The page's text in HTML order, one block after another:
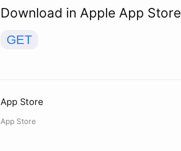
Download in Apple App Store
GET
App Store
App Store